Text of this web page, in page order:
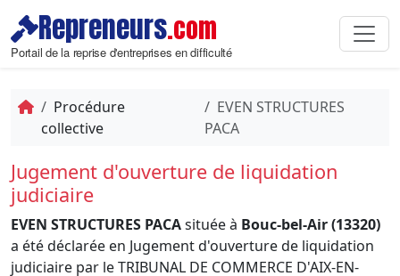
Repreneurs.com
Portail de la reprise d'entreprises en difficulté
Procédure
collective
EVEN STRUCTURES
PACA
Jugement d'ouverture de liquidation
judiciaire
EVEN STRUCTURES PACAsituée à Bouc-bel-Air (13320)
a été déclarée en Jugement d'ouverture de liquidation
judiciaire par le TRIBUNAL DE COMMERCE D'AIX-EN-